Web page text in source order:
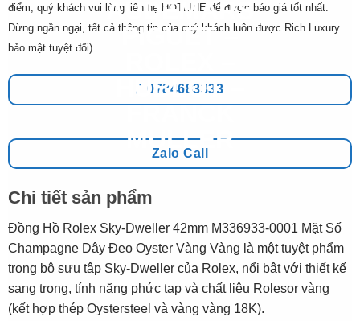
điểm, quý khách vui lòng liên hệ HOTLINE để được báo giá tốt nhất.
Đừng ngần ngại, tất cả thông tin của quý khách luôn được Rich Luxury
bảo mật tuyệt đối)
0784683333
Zalo Call
Chi tiết sản phẩm
Đồng Hồ Rolex Sky-Dweller 42mm M336933-0001 Mặt Số
Champagne Dây Đeo Oyster Vàng Vàng là một tuyệt phẩm
trong bộ sưu tập Sky-Dweller của Rolex, nổi bật với thiết kế
sang trọng, tính năng phức tạp và chất liệu Rolesor vàng
(kết hợp thép Oystersteel và vàng vàng 18K).